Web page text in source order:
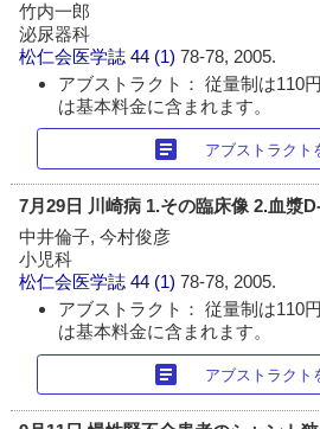
竹内一郎
泌尿器科
松仁会医学誌 44 (1)78-78, 2005.
アブストラクト： 従量制は110
は基本料金に含まれます。
article アブストラクト
7月29日 川崎病 1.その臨床像 2.血漿
中井倫子, 今村俊彦
小児科
松仁会医学誌 44 (1)78-78, 2005.
アブストラクト： 従量制は110
は基本料金に含まれます。
article アブストラクト